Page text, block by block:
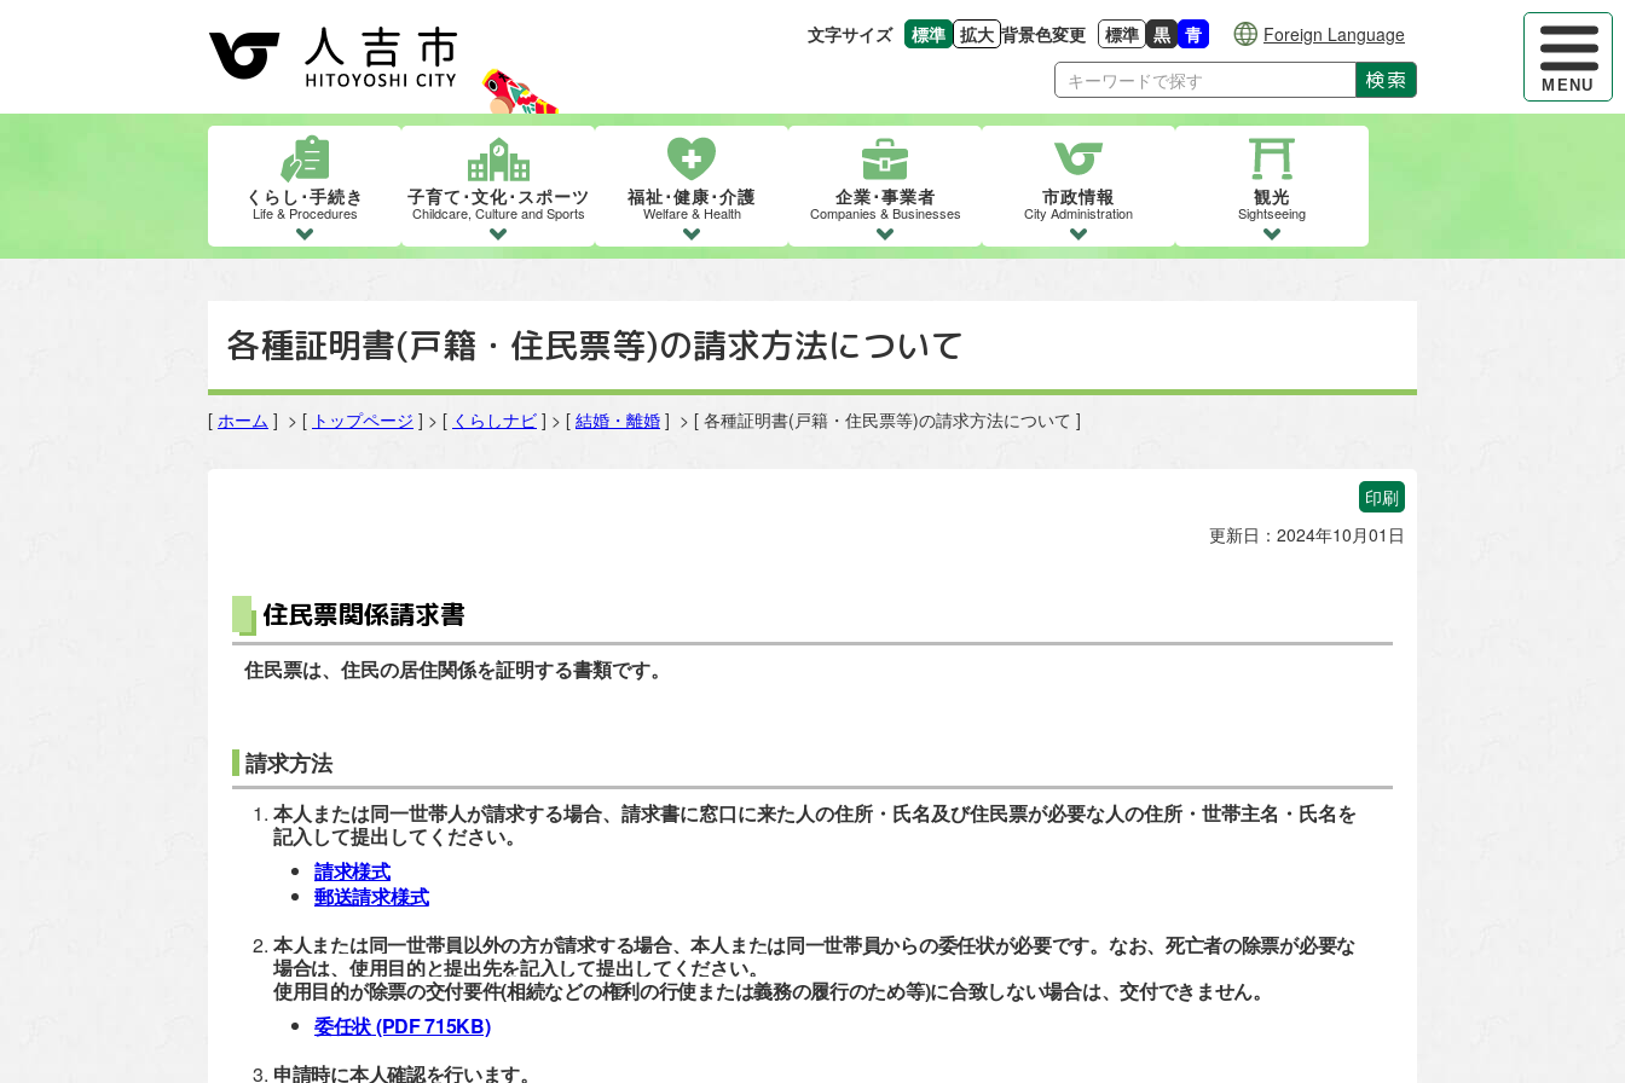
ハンバー
MENU
文字サイズ 標準
文字の大きさをもとの大きさに戻す
拡大
文字を大きくする
背景色変更 標準
背景色の変更：白
黒
背景色の変更：黒
青
背景色の変更：青
Foreign Language
検索
くらし･手続き
Life & Procedures
子育て･文化･スポーツ
Childcare, Culture and Sports
福祉･健康･介護
Welfare & Health
企業･事業者
Companies & Businesses
市政情報
City Administration
観光
Sightseeing
各種証明書(戸籍・住民票等)の請求方法について
[ ホーム ] > [ トップページ ] > [ くらしナビ ] > [ 結婚・離婚 ] > [ 各種証明書(戸籍・住民票等)の請求方法について ]
印刷
更新日：2024年10月01日
住民票関係請求書
住民票は、住民の居住関係を証明する書類です。
請求方法
本人または同一世帯人が請求する場合、請求書に窓口に来た人の住所・氏名及び住民票が必要な人の住所・世帯主名・氏名を
記入して提出してください。
請求様式
郵送請求様式
本人または同一世帯員以外の方が請求する場合、本人または同一世帯員からの委任状が必要です。なお、死亡者の除票が必要な
場合は、使用目的と提出先を記入して提出してください。
使用目的が除票の交付要件(相続などの権利の行使または義務の履行のため等)に合致しない場合は、交付できません。
委任状(PDF 715KB)
申請時に本人確認を行います。